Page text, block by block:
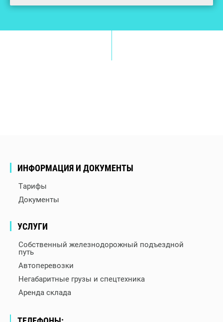
ИНФОРМАЦИЯ И ДОКУМЕНТЫ
Тарифы
Документы
УСЛУГИ
Собственный железнодорожный подъездной
путь
Автоперевозки
Негабаритные грузы и спецтехника
Аренда склада